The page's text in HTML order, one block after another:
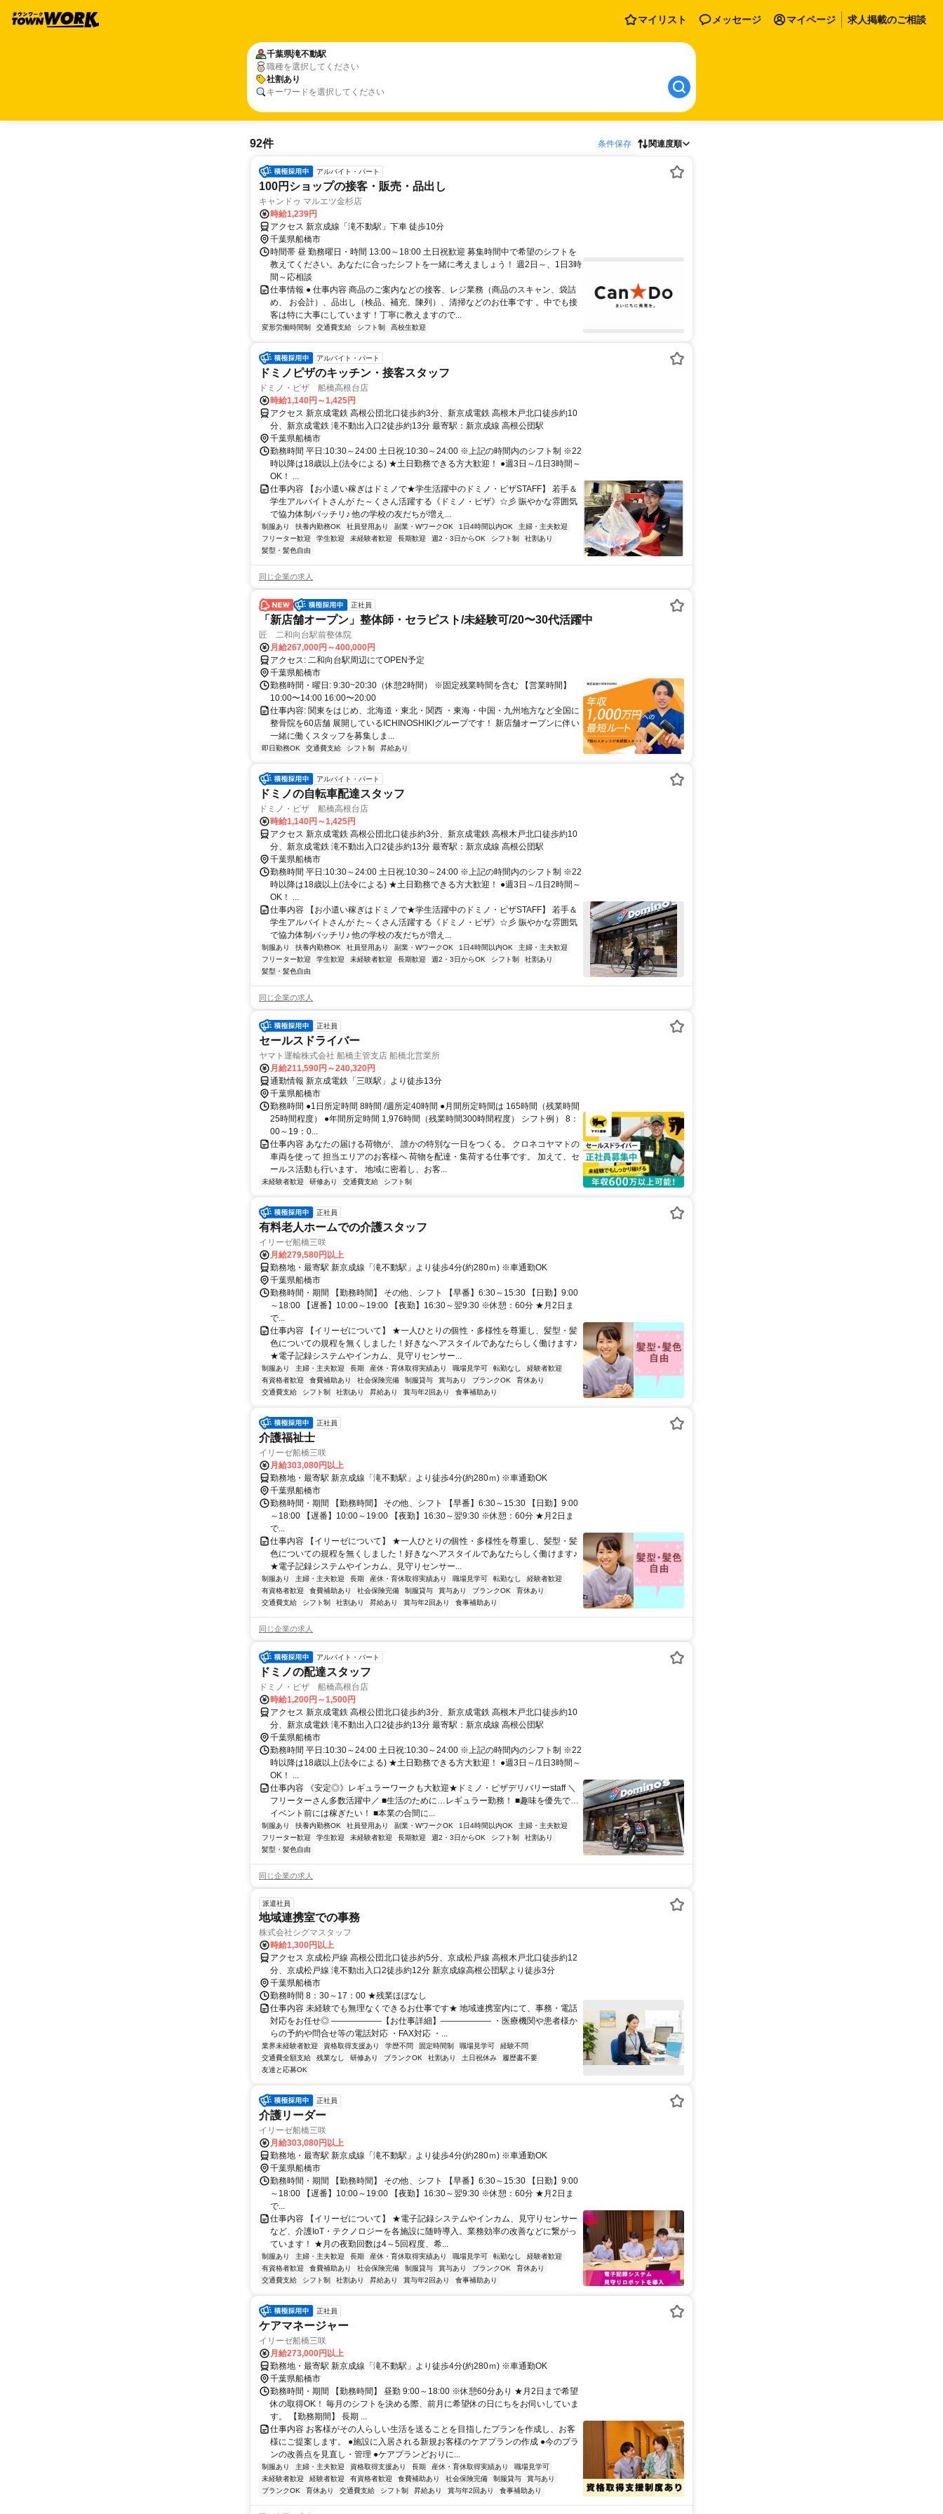
マイリスト メッセージ マイページ 求人掲載のご相談
千葉県滝不動駅
職種を選択してください
社割あり
キーワードを選択してください
92件 条件保存 関連度順
アルバイト・パート
100円ショップの接客・販売・品出し
キャンドゥ マルエツ金杉店
時給1,239円
アクセス 新京成線「滝不動駅」下車 徒歩10分
千葉県船橋市
時間帯 昼 勤務曜日・時間 13:00～18:00 土日祝歓迎 募集時間中で希望のシフトを
教えてください。あなたに合ったシフトを一緒に考えましょう！ 週2日～、1日3時
間～応相談
仕事情報 ● 仕事内容 商品のご案内などの接客、レジ業務（商品のスキャン、袋詰
め、 お会計）、品出し（検品、補充、陳列）、清掃などのお仕事です 。中でも接
客は特に大事にしています！丁寧に教えますので...
変形労働時間制 交通費支給 シフト制 高校生歓迎
アルバイト・パート
ドミノピザのキッチン・接客スタッフ
ドミノ・ピザ 船橋高根台店
時給1,140円～1,425円
アクセス 新京成電鉄 高根公団北口徒歩約3分、新京成電鉄 高根木戸北口徒歩約10
分、新京成電鉄 滝不動出入口2徒歩約13分 最寄駅：新京成線 高根公団駅
千葉県船橋市
勤務時間 平日:10:30～24:00 土日祝:10:30～24:00 ※上記の時間内のシフト制 ※22
時以降は18歳以上(法令による) ★土日勤務できる方大歓迎！ ●週3日～/1日3時間～
OK！ ...
仕事内容 【お小遣い稼ぎはドミノで★学生活躍中のドミノ・ピザSTAFF】 若手＆
学生アルバイトさんが た～くさん活躍する《ドミノ・ピザ》☆彡 賑やかな雰囲気
で協力体制バッチリ♪ 他の学校の友だちが増え...
制服あり 扶養内勤務OK 社員登用あり 副業・WワークOK 1日4時間以内OK
主婦・主夫歓迎
フリーター歓迎
学生歓迎 未経験者歓迎 長期歓迎 週2・3日からOK シフト制
社割あり
髪型・髪色自由
同じ企業の求人
正社員
「新店舗オープン」整体師・セラピスト/未経験可/20〜30代活躍中
匠 二和向台駅前整体院
月給267,000円～400,000円
アクセス: 二和向台駅周辺にてOPEN予定
千葉県船橋市
勤務時間・曜日: 9:30~20:30（休憩2時間） ※固定残業時間を含む 【営業時間】
10:00〜14:00 16:00〜20:00
仕事内容: 関東をはじめ、北海道・東北・関西 ・東海・中国・九州地方など全国に
整骨院を60店舗 展開しているICHINOSHIKIグループです！ 新店舗オープンに伴い
一緒に働くスタッフを募集しま...
即日勤務OK 交通費支給 シフト制 昇給あり
アルバイト・パート
ドミノの自転車配達スタッフ
ドミノ・ピザ 船橋高根台店
時給1,140円～1,425円
アクセス 新京成電鉄 高根公団北口徒歩約3分、新京成電鉄 高根木戸北口徒歩約10
分、新京成電鉄 滝不動出入口2徒歩約13分 最寄駅：新京成線 高根公団駅
千葉県船橋市
勤務時間 平日:10:30～24:00 土日祝:10:30～24:00 ※上記の時間内のシフト制 ※22
時以降は18歳以上(法令による) ★土日勤務できる方大歓迎！ ●週3日～/1日2時間～
OK！ ...
仕事内容 【お小遣い稼ぎはドミノで★学生活躍中のドミノ・ピザSTAFF】 若手＆
学生アルバイトさんが た～くさん活躍する《ドミノ・ピザ》☆彡 賑やかな雰囲気
で協力体制バッチリ♪ 他の学校の友だちが増え...
制服あり 扶養内勤務OK 社員登用あり 副業・WワークOK 1日4時間以内OK
主婦・主夫歓迎
フリーター歓迎
学生歓迎 未経験者歓迎 長期歓迎 週2・3日からOK シフト制
社割あり
髪型・髪色自由
同じ企業の求人
正社員
セールスドライバー
ヤマト運輸株式会社 船橋主管支店 船橋北営業所
月給211,590円～240,320円
通勤情報 新京成電鉄「三咲駅」より徒歩13分
千葉県船橋市
勤務時間 ●1日所定時間 8時間 /週所定40時間 ●月間所定時間は 165時間（残業時間
25時間程度） ●年間所定時間 1,976時間（残業時間300時間程度） シフト例） 8：
00～19：0...
仕事内容 あなたの届ける荷物が、 誰かの特別な一日をつくる。 クロネコヤマトの
車両を使って 担当エリアのお客様へ 荷物を配達・集荷する仕事です。 加えて、セ
ールス活動も行います。 地域に密着し、お客...
未経験者歓迎 研修あり 交通費支給 シフト制
正社員
有料老人ホームでの介護スタッフ
イリーゼ船橋三咲
月給279,580円以上
勤務地・最寄駅 新京成線「滝不動駅」より徒歩4分(約280ｍ) ※車通勤OK
千葉県船橋市
勤務時間・期間 【勤務時間】 その他、シフト 【早番】6:30～15:30 【日勤】9:00
～18:00 【遅番】10:00～19:00 【夜勤】16:30～翌9:30 ※休憩：60分 ★月2日ま
で...
仕事内容 【イリーゼについて】 ★一人ひとりの個性・多様性を尊重し、髪型・髪
色についての規程を無くしました！好きなヘアスタイルであなたらしく働けます♪
★電子記録システムやインカム、見守りセンサー...
制服あり 主婦・主夫歓迎 長期 産休・育休取得実績あり 職場見学可 転勤なし
経験者歓迎
有資格者歓迎
食費補助あり 社会保険完備 制服貸与 賞与あり ブランクOK
育休あり
交通費支給
シフト制 社割あり 昇給あり 賞与年2回あり 食事補助あり
正社員
介護福祉士
イリーゼ船橋三咲
月給303,080円以上
勤務地・最寄駅 新京成線「滝不動駅」より徒歩4分(約280ｍ) ※車通勤OK
千葉県船橋市
勤務時間・期間 【勤務時間】 その他、シフト 【早番】6:30～15:30 【日勤】9:00
～18:00 【遅番】10:00～19:00 【夜勤】16:30～翌9:30 ※休憩：60分 ★月2日ま
で...
仕事内容 【イリーゼについて】 ★一人ひとりの個性・多様性を尊重し、髪型・髪
色についての規程を無くしました！好きなヘアスタイルであなたらしく働けます♪
★電子記録システムやインカム、見守りセンサー...
制服あり 主婦・主夫歓迎 長期 産休・育休取得実績あり 職場見学可 転勤なし
経験者歓迎
有資格者歓迎
食費補助あり 社会保険完備 制服貸与 賞与あり ブランクOK
育休あり
交通費支給
シフト制 社割あり 昇給あり 賞与年2回あり 食事補助あり
同じ企業の求人
アルバイト・パート
ドミノの配達スタッフ
ドミノ・ピザ 船橋高根台店
時給1,200円～1,500円
アクセス 新京成電鉄 高根公団北口徒歩約3分、新京成電鉄 高根木戸北口徒歩約10
分、新京成電鉄 滝不動出入口2徒歩約13分 最寄駅：新京成線 高根公団駅
千葉県船橋市
勤務時間 平日:10:30～24:00 土日祝:10:30～24:00 ※上記の時間内のシフト制 ※22
時以降は18歳以上(法令による) ★土日勤務できる方大歓迎！ ●週3日～/1日3時間～
OK！ ...
仕事内容 《安定◎》レギュラーワークも大歓迎★ドミノ・ピザデリバリーstaff ＼
フリーターさん多数活躍中／ ■生活のために…レギュラー勤務！ ■趣味を優先で…
イベント前には稼ぎたい！ ■本業の合間に...
制服あり 扶養内勤務OK 社員登用あり 副業・WワークOK 1日4時間以内OK
主婦・主夫歓迎
フリーター歓迎
学生歓迎 未経験者歓迎 長期歓迎 週2・3日からOK シフト制
社割あり
髪型・髪色自由
同じ企業の求人
派遣社員
地域連携室での事務
株式会社シグマスタッフ
時給1,300円以上
アクセス 京成松戸線 高根公団北口徒歩約5分、京成松戸線 高根木戸北口徒歩約12
分、京成松戸線 滝不動出入口2徒歩約12分 新京成線高根公団駅より徒歩3分
千葉県船橋市
勤務時間 8：30～17：00 ★残業ほぼなし
仕事内容 未経験でも無理なくできるお仕事です★ 地域連携室内にて、事務・電話
対応をお任せ◎ ――――――【お仕事詳細】―――――― ・医療機関や患者様か
らの予約や問合せ等の電話対応 ・FAX対応 ・...
業界未経験者歓迎 資格取得支援あり 学歴不問 固定時間制 職場見学可
経験不問
交通費全額支給
残業なし 研修あり ブランクOK 社割あり 土日祝休み
履歴書不要
友達と応募OK
正社員
介護リーダー
イリーゼ船橋三咲
月給303,080円以上
勤務地・最寄駅 新京成線「滝不動駅」より徒歩4分(約280ｍ) ※車通勤OK
千葉県船橋市
勤務時間・期間 【勤務時間】 その他、シフト 【早番】6:30～15:30 【日勤】9:00
～18:00 【遅番】10:00～19:00 【夜勤】16:30～翌9:30 ※休憩：60分 ★月2日ま
で...
仕事内容 【イリーゼについて】 ★電子記録システムやインカム、見守りセンサー
など、介護IoT・テクノロジーを各施設に随時導入。業務効率の改善などに繋がっ
ています！ ★月の夜勤回数は4～5回程度、希...
制服あり 主婦・主夫歓迎 長期 産休・育休取得実績あり 職場見学可 転勤なし
経験者歓迎
有資格者歓迎
食費補助あり 社会保険完備 制服貸与 賞与あり ブランクOK
育休あり
交通費支給
シフト制 社割あり 昇給あり 賞与年2回あり 食事補助あり
正社員
ケアマネージャー
イリーゼ船橋三咲
月給273,000円以上
勤務地・最寄駅 新京成線「滝不動駅」より徒歩4分(約280ｍ) ※車通勤OK
千葉県船橋市
勤務時間・期間 【勤務時間】 昼勤 9:00～18:00 ※休憩60分あり ★月2日まで希望
休の取得OK！ 毎月のシフトを決める際、前月に希望休の日にちをお伺いしていま
す。 【勤務期間】 長期 ...
仕事内容 お客様がその人らしい生活を送ることを目指したプランを作成し、お客
様にご提案します。 ●施設に入居される新規お客様のケアプランの作成 ●今のプラ
ンの改善点を見直し・管理 ●ケアプランどおりに...
制服あり 主婦・主夫歓迎 資格取得支援あり 長期 産休・育休取得実績あり
職場見学可
未経験者歓迎
経験者歓迎 有資格者歓迎 食費補助あり 社会保険完備 制服貸与
賞与あり
ブランクOK
育休あり 交通費支給 シフト制 昇給あり 賞与年2回あり 食事補助あり